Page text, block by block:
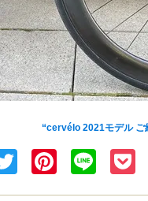
“cervélo 2021モデル ご
Twitter Line